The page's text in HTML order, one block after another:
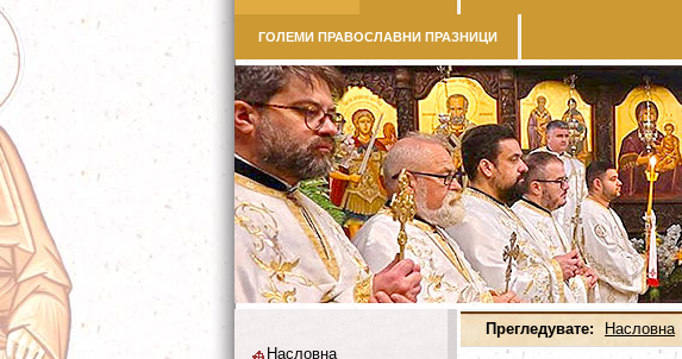
ГОЛЕМИ ПРАВОСЛАВНИ ПРАЗНИЦИ
Прегледувате: Насловна
Насловна